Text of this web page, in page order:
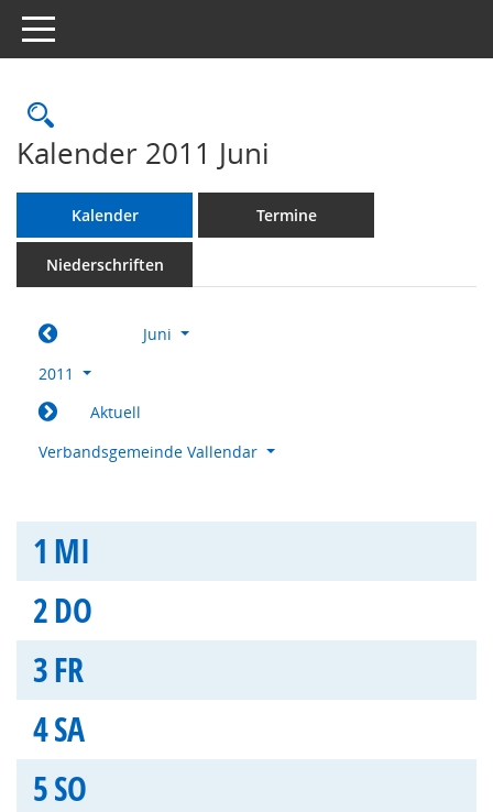
Toggle navigation
Rechercheauswahl
Kalender 2011 Juni
Kalender Termine
Niederschriften
Juni
2011
Aktuell
Verbandsgemeinde Vallendar
1 MI
2DO
3FR
4SA
5SO